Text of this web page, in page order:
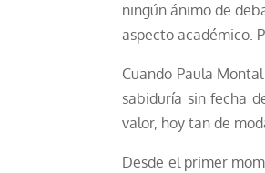
ningún ánimo de
aspecto académico.
Cuando Paula
sabiduría sin fecha
valor, hoy tan de
Desde el primer